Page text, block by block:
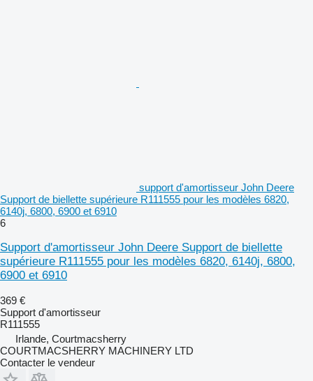
support d'amortisseur John Deere
Support de biellette supérieure R111555 pour les modèles 6820,
6140j, 6800, 6900 et 6910
6
Support d'amortisseur John Deere Support de biellette
supérieure R111555 pour les modèles 6820, 6140j, 6800,
6900 et 6910
369 €
Support d'amortisseur
R111555
Irlande, Courtmacsherry
COURTMACSHERRY MACHINERY LTD
Contacter le vendeur